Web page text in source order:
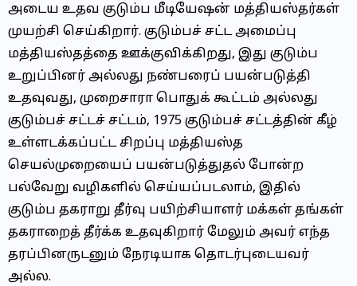
அடைய உதவ குடும்ப மீடியேஷன் மத்தியஸ்தர்கள்
முயற்சி செய்கிறார். குடும்பச் சட்ட அமைப்பு
மத்தியஸ்தத்தை ஊக்குவிக்கிறது, இது குடும்ப
உறுப்பினர் அல்லது நண்பரைப் பயன்படுத்தி
உதவுவது, முறைசாரா பொதுக் கூட்டம் அல்லது
குடும்பச் சட்டச் சட்டம், 1975 குடும்பச் சட்டத்தின் கீழ்
உள்ளடக்கப்பட்ட சிறப்பு மத்தியஸ்த
செயல்முறையைப் பயன்படுத்துதல் போன்ற
பல்வேறு வழிகளில் செய்யப்படலாம், இதில்
குடும்ப தகராறு தீர்வு பயிற்சியாளர் மக்கள் தங்கள்
தகராறைத் தீர்க்க உதவுகிறார் மேலும் அவர் எந்த
தரப்பினருடனும் நேரடியாக தொடர்புடையவர்
அல்ல.